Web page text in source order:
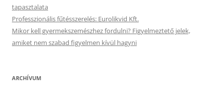
tapasztalata
Professzionális fűtésszerelés: Eurolikvid Kft.
Mikor kell gyermekszemészhez fordulni? Figyelmeztető jelek,
amiket nem szabad figyelmen kívül hagyni
ARCHÍVUM